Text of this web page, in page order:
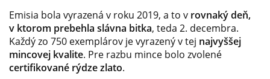
Emisia bola vyrazená v roku 2019, a to v rovnaký deň,
v ktorom prebehla slávna bitka, teda 2. decembra.
Každý zo 750 exemplárov je vyrazený v tej najvyššej
mincovej kvalite. Pre razbu mince bolo zvolené
certifikované rýdze zlato.